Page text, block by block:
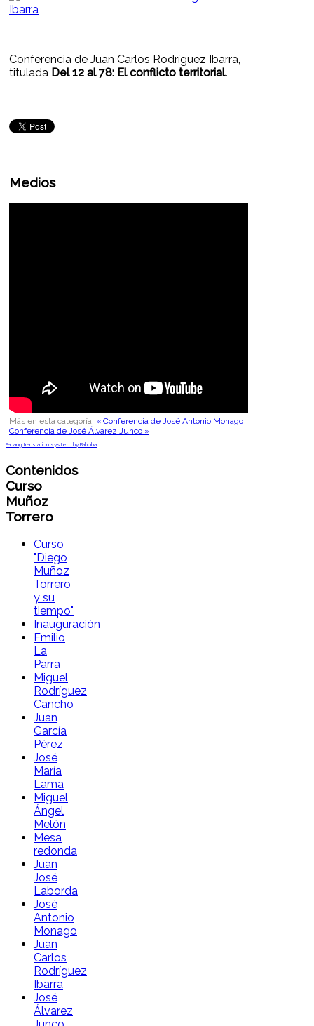
Conferencia de Juan Carlos Rodríguez Ibarra,
titulada Del 12 al 78: El conflicto territorial.
Medios
Más en esta categoría: « Conferencia de José Antonio Monago
Conferencia de José Álvarez Junco »
FaLang translation system by Faboba
Contenidos
Curso
Muñoz
Torrero
Curso
"Diego
Muñoz
Torrero
y su
tiempo"
Inauguración
Emilio
La
Parra
Miguel
Rodríguez
Cancho
Juan
García
Pérez
José
María
Lama
Miguel
Ángel
Melón
Mesa
redonda
Juan
José
Laborda
José
Antonio
Monago
Juan
Carlos
Rodríguez
Ibarra
José
Álvarez